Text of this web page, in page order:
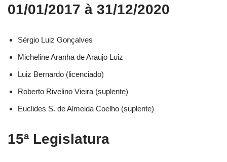
01/01/2017 à 31/12/2020
Sérgio Luiz Gonçalves​
Micheline Aranha de Araujo Luiz​
Luiz Bernardo (licenciado)​
Roberto Rivelino Vieira (suplente)​
Euclides S. de Almeida Coelho (suplente)​
15ª Legislatura